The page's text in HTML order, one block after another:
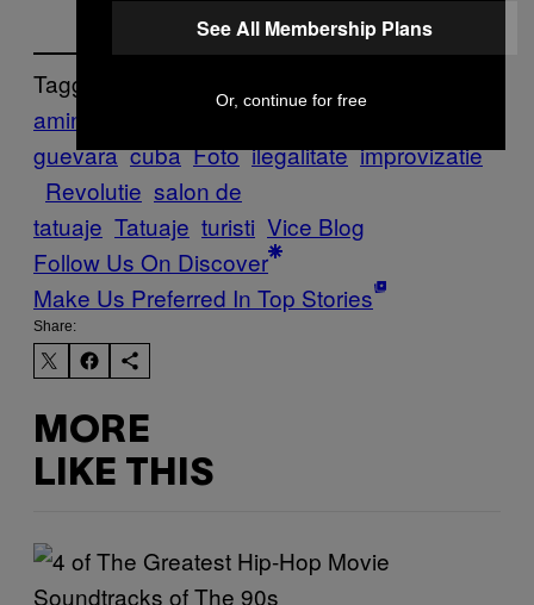
Tagged:
amintire
guevara cuba Foto ilegalitate improvizatie
Revolutie salon de
tatuaje Tatuaje turisti Vice Blog
Follow Us On Discover
Make Us Preferred In Top Stories
Share:
MORE
LIKE THIS
See All Membership Plans
Or, continue for free